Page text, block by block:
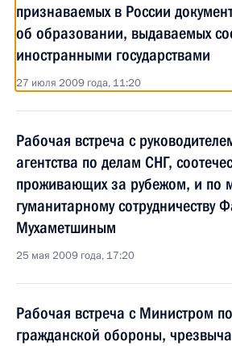
признаваемых в России
об образовании, выдаваемых
иностранными государствами
27 июля 2009 года, 11:20
Рабочая встреча с
агентства по делам СНГ,
проживающих за рубежом, и по
гуманитарному сотрудничеству
Мухаметшиным
25 мая 2009 года, 17:20
Рабочая встреча с Министром
гражданской обороны,